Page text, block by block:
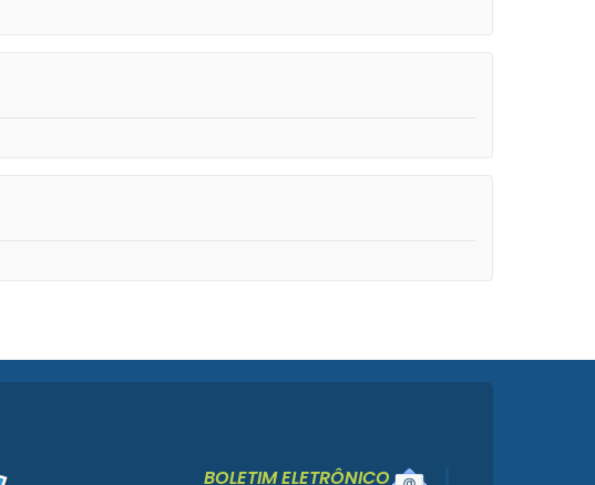
BOLETIM ELETRÔNICO